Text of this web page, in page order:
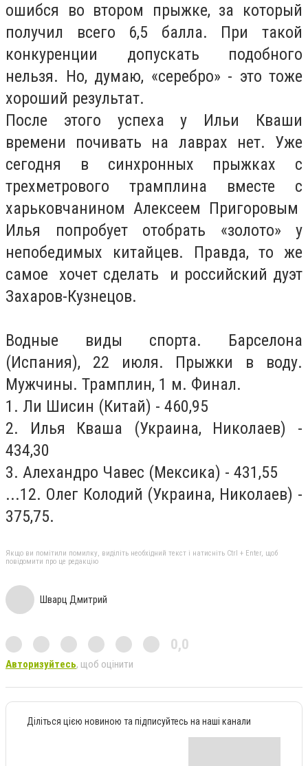
ошибся во втором прыжке, за который
получил всего 6,5 балла. При такой
конкуренции допускать подобного
нельзя. Но, думаю, «серебро» - это тоже
хороший результат.
После этого успеха у Ильи Кваши
времени почивать на лаврах нет. Уже
сегодня в синхронных прыжках с
трехметрового трамплина вместе с
харьковчанином Алексеем Пригоровым
Илья попробует отобрать «золото» у
непобедимых китайцев. Правда, то же
самое хочет сделать и российский дуэт
Захаров-Кузнецов.
Водные виды спорта. Барселона
(Испания), 22 июля. Прыжки в воду.
Мужчины. Трамплин, 1 м. Финал.
1. Ли Шисин (Китай) - 460,95
2. Илья Кваша (Украина, Николаев) -
434,30
3. Алехандро Чавес (Мексика) - 431,55
...12. Олег Колодий (Украина, Николаев) -
375,75.
Якщо ви помітили помилку, виділіть необхідний текст і натисніть Ctrl + Enter, щоб
повідомити про це редакцію
Шварц Дмитрий
0,0
Авторизуйтесь, щоб оцінити
Діліться цією новиною та підписуйтесь на наші канали